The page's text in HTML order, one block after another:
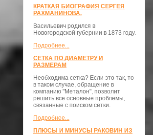
КРАТКАЯ БИОГРАФИЯ СЕРГЕЯ
РАХМАНИНОВА.
Васильевич родился в
Новогородской губернии в 1873 году.
Подробнее...
СЕТКА ПО ДИАМЕТРУ И
РАЗМЕРАМ
Необходима сетка? Если это так, то
в таком случае, обращение в
компанию "Металон", позволит
решить все основные проблемы,
связанные с поиском сетки.
Подробнее...
ПЛЮСЫ И МИНУСЫ РАКОВИН ИЗ